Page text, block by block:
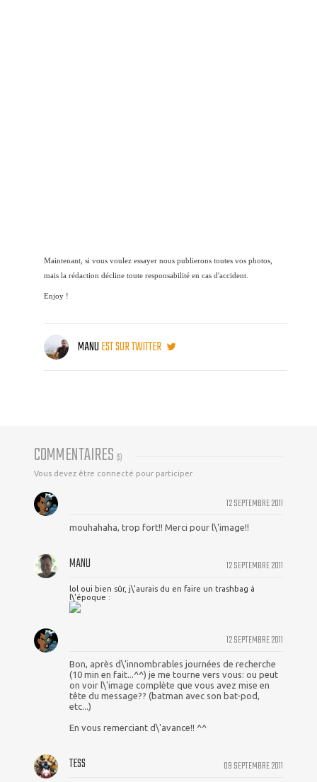
Maintenant, si vous voulez essayer nous publierons toutes vos photos,
mais la rédaction décline toute responsabilité en cas d'accident.
Enjoy !
MANUEST SUR TWITTER
COMMENTAIRES (5)
Vous devez être connecté pour participer
12 SEPTEMBRE 2011
mouhahaha, trop fort!! Merci pour l\'image!!
12 SEPTEMBRE 2011
MANU
lol oui bien sûr, j\'aurais du en faire un trashbag à
l\'époque :
12 SEPTEMBRE 2011
Bon, après d\'innombrables journées de recherche
(10 min en fait...^^) je me tourne vers vous: ou peut
on voir l\'image complète que vous avez mise en
tête du message?? (batman avec son bat-pod,
etc...)
En vous remerciant d\'avance!! ^^
09 SEPTEMBRE 2011
TESS